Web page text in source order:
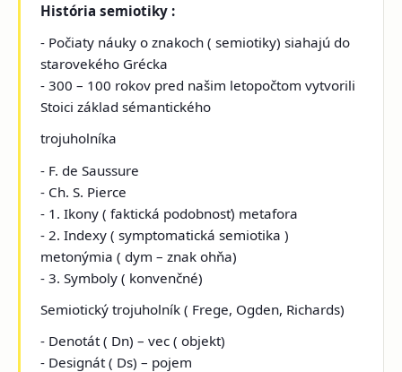
História semiotiky :
- Počiaty náuky o znakoch ( semiotiky) siahajú do
starovekého Grécka
- 300 – 100 rokov pred našim letopočtom vytvorili
Stoici základ sémantického
trojuholníka
- F. de Saussure
- Ch. S. Pierce
- 1. Ikony ( faktická podobnosť) metafora
- 2. Indexy ( symptomatická semiotika )
metonýmia ( dym – znak ohňa)
- 3. Symboly ( konvenčné)
Semiotický trojuholník ( Frege, Ogden, Richards)
- Denotát ( Dn) – vec ( objekt)
- Designát ( Ds) – pojem